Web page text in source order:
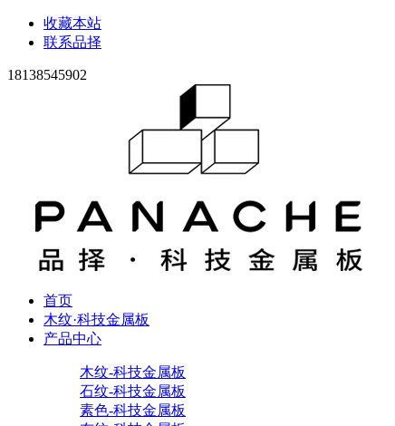
收藏本站
联系品择
18138545902
首页
木纹·科技金属板
产品中心
木纹-科技金属板
石纹-科技金属板
素色-科技金属板